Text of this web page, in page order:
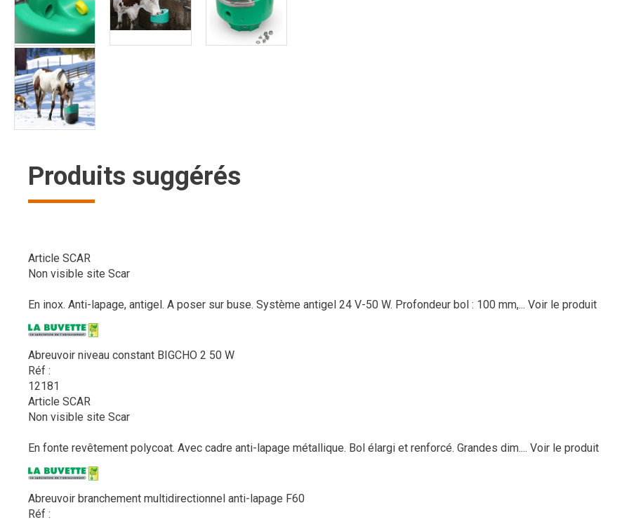
Produits suggérés
Article SCAR
Non visible site Scar
En inox. Anti-lapage, antigel. A poser sur buse. Système antigel 24 V-50 W. Profondeur bol : 100 mm,... Voir le produit
Abreuvoir niveau constant BIGCHO 2 50 W
Réf :
12181
Article SCAR
Non visible site Scar
En fonte revêtement polycoat. Avec cadre anti-lapage métallique. Bol élargi et renforcé. Grandes dim.... Voir le produit
Abreuvoir branchement multidirectionnel anti-lapage F60
Réf :